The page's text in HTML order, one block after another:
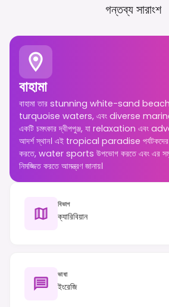
গন্তব্য সারাংশ
বাহামা
বাহামা তার stunning white-sand
turquoise waters, এবং diverse marine
একটি চমৎকার দ্বীপপুঞ্জ, যা relaxation এবং
আদর্শ স্থান। এই tropical paradise পর্যটকদের
করতে, water sports উপভোগ করতে এবং এর
নিমজ্জিত করতে আমন্ত্রণ জানায়।
বিভাগ
ক্যারিবিয়ান
ভাষা
ইংরেজি